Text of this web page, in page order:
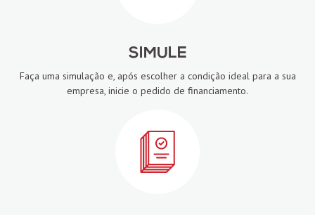
SIMULE
Faça uma simulação e, após escolher a condição ideal para a sua
empresa, inicie o pedido de financiamento.